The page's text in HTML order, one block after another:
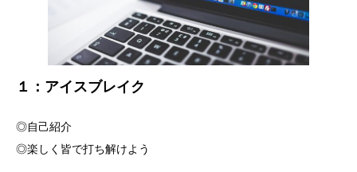
１： アイスブレイク
◎自己紹介
◎楽しく皆で打ち解けよう